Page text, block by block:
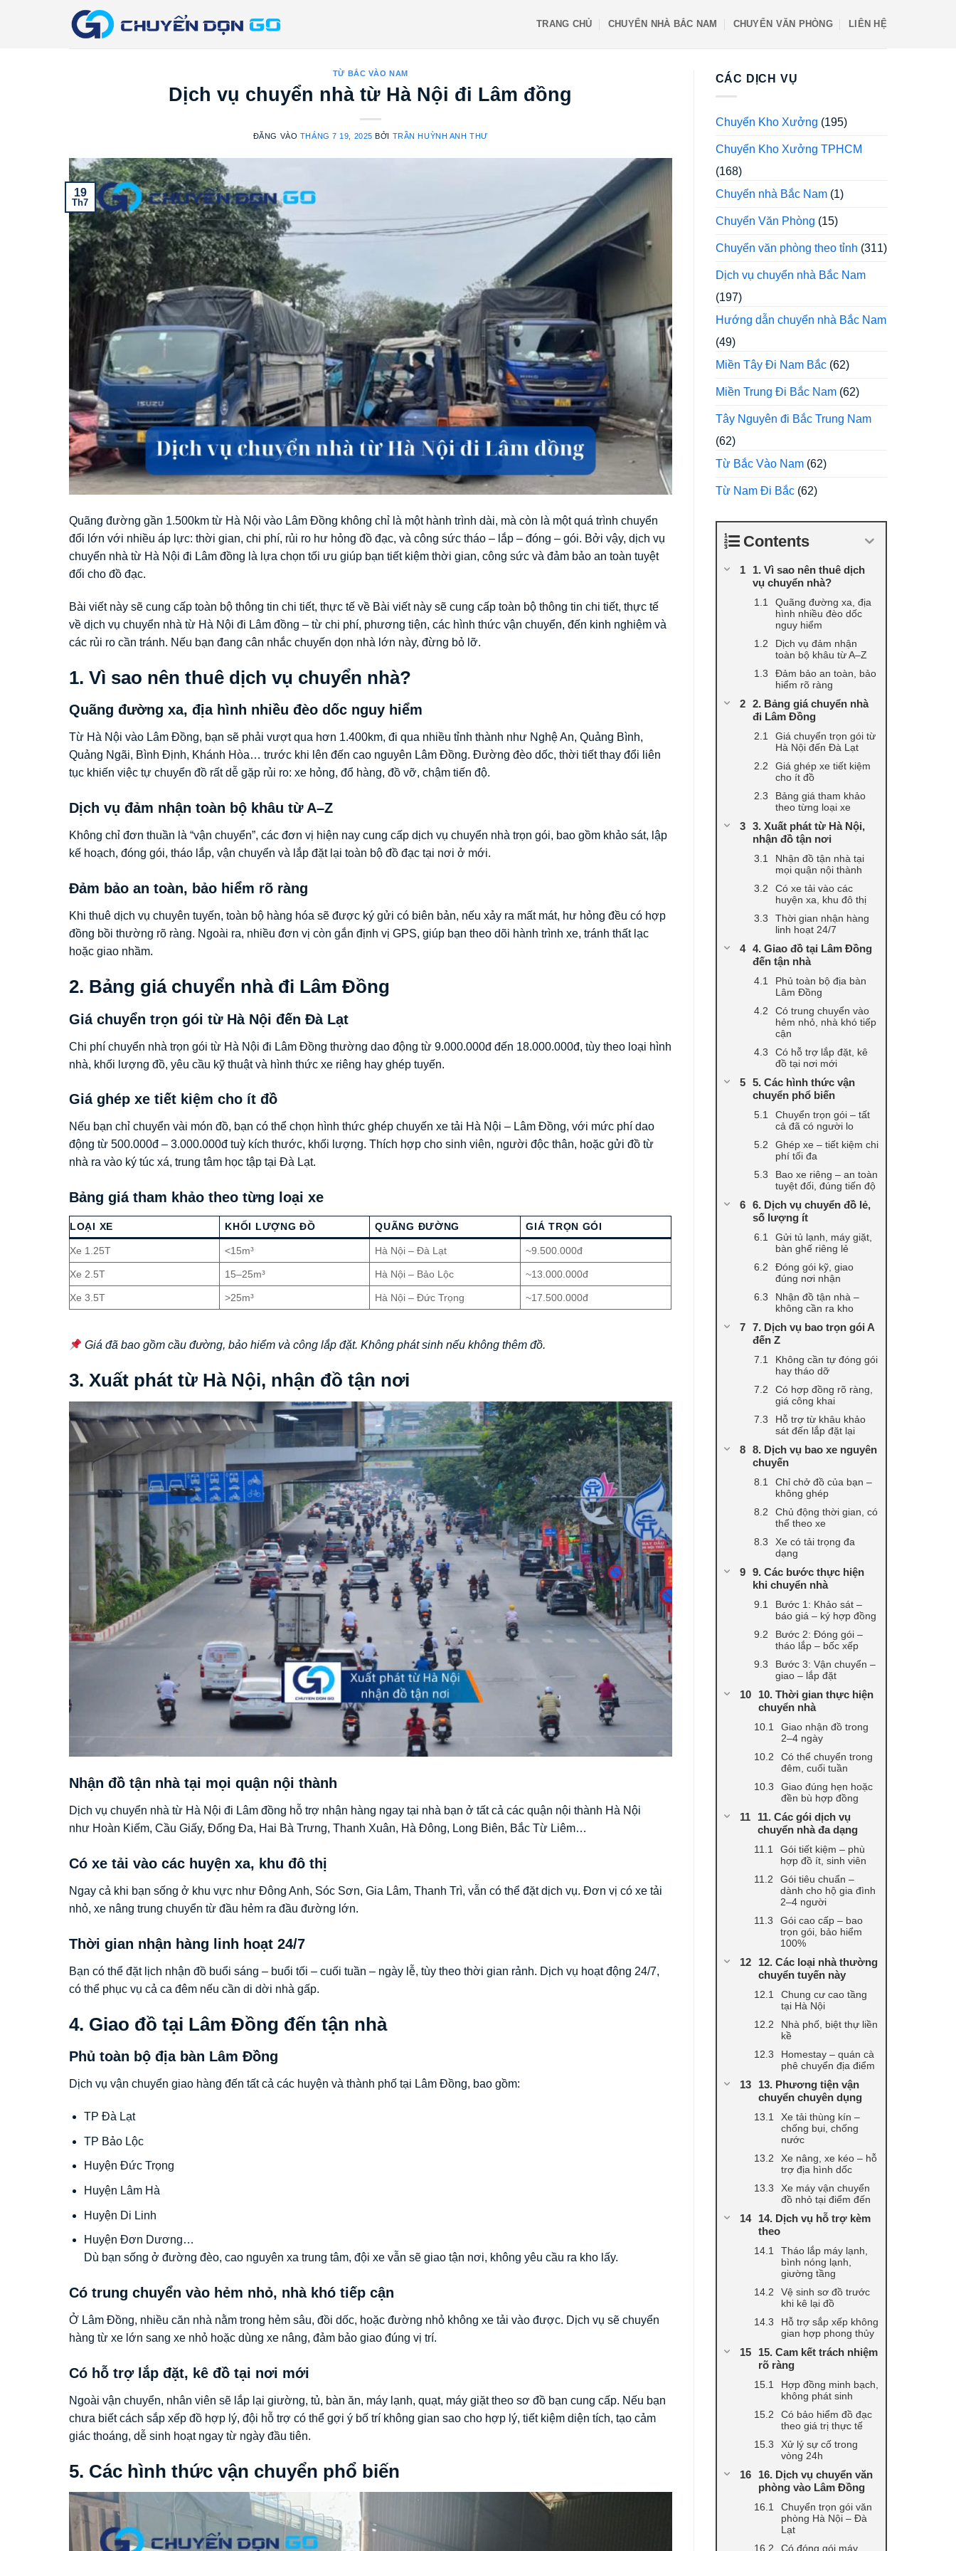
TRANG CHỦ CHUYỂN NHÀ BẮC NAM CHUYỂN VĂN PHÒNG LIÊN HỆ
TỪ BẮC VÀO NAM
Dịch vụ chuyển nhà từ Hà Nội đi Lâm đồng
ĐĂNG VÀO THÁNG 7 19, 2025 BỞI TRẦN HUỲNH ANH THƯ
19
Th7
Quãng đường gần 1.500km từ Hà Nội vào Lâm Đồng không chỉ là một hành trình dài, mà còn là một quá trình chuyển
đổi lớn với nhiều áp lực: thời gian, chi phí, rủi ro hư hỏng đồ đạc, và công sức tháo – lắp – đóng – gói. Bởi vậy, dịch vụ
chuyển nhà từ Hà Nội đi Lâm đồng là lựa chọn tối ưu giúp bạn tiết kiệm thời gian, công sức và đảm bảo an toàn tuyệt
đối cho đồ đạc.
Bài viết này sẽ cung cấp toàn bộ thông tin chi tiết, thực tế về Bài viết này sẽ cung cấp toàn bộ thông tin chi tiết, thực tế
về dịch vụ chuyển nhà từ Hà Nội đi Lâm đồng – từ chi phí, phương tiện, các hình thức vận chuyển, đến kinh nghiệm và
các rủi ro cần tránh. Nếu bạn đang cân nhắc chuyến dọn nhà lớn này, đừng bỏ lỡ.
1. Vì sao nên thuê dịch vụ chuyển nhà?
Quãng đường xa, địa hình nhiều đèo dốc nguy hiểm
Từ Hà Nội vào Lâm Đồng, bạn sẽ phải vượt qua hơn 1.400km, đi qua nhiều tỉnh thành như Nghệ An, Quảng Bình,
Quảng Ngãi, Bình Định, Khánh Hòa… trước khi lên đến cao nguyên Lâm Đồng. Đường đèo dốc, thời tiết thay đổi liên
tục khiến việc tự chuyển đồ rất dễ gặp rủi ro: xe hỏng, đổ hàng, đồ vỡ, chậm tiến độ.
Dịch vụ đảm nhận toàn bộ khâu từ A–Z
Không chỉ đơn thuần là “vận chuyển”, các đơn vị hiện nay cung cấp dịch vụ chuyển nhà trọn gói, bao gồm khảo sát, lập
kế hoạch, đóng gói, tháo lắp, vận chuyển và lắp đặt lại toàn bộ đồ đạc tại nơi ở mới.
Đảm bảo an toàn, bảo hiểm rõ ràng
Khi thuê dịch vụ chuyên tuyến, toàn bộ hàng hóa sẽ được ký gửi có biên bản, nếu xảy ra mất mát, hư hỏng đều có hợp
đồng bồi thường rõ ràng. Ngoài ra, nhiều đơn vị còn gắn định vị GPS, giúp bạn theo dõi hành trình xe, tránh thất lạc
hoặc giao nhầm.
2. Bảng giá chuyển nhà đi Lâm Đồng
Giá chuyển trọn gói từ Hà Nội đến Đà Lạt
Chi phí chuyển nhà trọn gói từ Hà Nội đi Lâm Đồng thường dao động từ 9.000.000đ đến 18.000.000đ, tùy theo loại hình
nhà, khối lượng đồ, yêu cầu kỹ thuật và hình thức xe riêng hay ghép tuyến.
Giá ghép xe tiết kiệm cho ít đồ
Nếu bạn chỉ chuyển vài món đồ, bạn có thể chọn hình thức ghép chuyến xe tải Hà Nội – Lâm Đồng, với mức phí dao
động từ 500.000đ – 3.000.000đ tuỳ kích thước, khối lượng. Thích hợp cho sinh viên, người độc thân, hoặc gửi đồ từ
nhà ra vào ký túc xá, trung tâm học tập tại Đà Lạt.
Bảng giá tham khảo theo từng loại xe
LOẠI XE KHỐI LƯỢNG ĐỒ QUÃNG ĐƯỜNG GIÁ TRỌN GÓI
Xe 1.25T <15m³ Hà Nội – Đà Lạt ~9.500.000đ
Xe 2.5T 15–25m³ Hà Nội – Bảo Lộc ~13.000.000đ
Xe 3.5T >25m³ Hà Nội – Đức Trọng ~17.500.000đ
Giá đã bao gồm cầu đường, bảo hiểm và công lắp đặt. Không phát sinh nếu không thêm đồ.
3. Xuất phát từ Hà Nội, nhận đồ tận nơi
Nhận đồ tận nhà tại mọi quận nội thành
Dịch vụ chuyển nhà từ Hà Nội đi Lâm đồng hỗ trợ nhận hàng ngay tại nhà bạn ở tất cả các quận nội thành Hà Nội
như Hoàn Kiếm, Cầu Giấy, Đống Đa, Hai Bà Trưng, Thanh Xuân, Hà Đông, Long Biên, Bắc Từ Liêm…
Có xe tải vào các huyện xa, khu đô thị
Ngay cả khi bạn sống ở khu vực như Đông Anh, Sóc Sơn, Gia Lâm, Thanh Trì, vẫn có thể đặt dịch vụ. Đơn vị có xe tải
nhỏ, xe nâng trung chuyển từ đầu hẻm ra đầu đường lớn.
Thời gian nhận hàng linh hoạt 24/7
Bạn có thể đặt lịch nhận đồ buổi sáng – buổi tối – cuối tuần – ngày lễ, tùy theo thời gian rảnh. Dịch vụ hoạt động 24/7,
có thể phục vụ cả ca đêm nếu cần di dời nhà gấp.
4. Giao đồ tại Lâm Đồng đến tận nhà
Phủ toàn bộ địa bàn Lâm Đồng
Dịch vụ vận chuyển giao hàng đến tất cả các huyện và thành phố tại Lâm Đồng, bao gồm:
TP Đà Lạt
TP Bảo Lộc
Huyện Đức Trọng
Huyện Lâm Hà
Huyện Di Linh
Huyện Đơn Dương…
Dù bạn sống ở đường đèo, cao nguyên xa trung tâm, đội xe vẫn sẽ giao tận nơi, không yêu cầu ra kho lấy.
Có trung chuyển vào hẻm nhỏ, nhà khó tiếp cận
Ở Lâm Đồng, nhiều căn nhà nằm trong hẻm sâu, đồi dốc, hoặc đường nhỏ không xe tải vào được. Dịch vụ sẽ chuyển
hàng từ xe lớn sang xe nhỏ hoặc dùng xe nâng, đảm bảo giao đúng vị trí.
Có hỗ trợ lắp đặt, kê đồ tại nơi mới
Ngoài vận chuyển, nhân viên sẽ lắp lại giường, tủ, bàn ăn, máy lạnh, quạt, máy giặt theo sơ đồ bạn cung cấp. Nếu bạn
chưa biết cách sắp xếp đồ hợp lý, đội hỗ trợ có thể gợi ý bố trí không gian sao cho hợp lý, tiết kiệm diện tích, tạo cảm
giác thoáng, dễ sinh hoạt ngay từ ngày đầu tiên.
5. Các hình thức vận chuyển phổ biến
CÁC DỊCH VỤ
Chuyển Kho Xưởng (195)
Chuyển Kho Xưởng TPHCM
(168)
Chuyển nhà Bắc Nam(1)
Chuyển Văn Phòng (15)
Chuyển văn phòng theo tỉnh (311)
Dịch vụ chuyển nhà Bắc Nam
(197)
Hướng dẫn chuyển nhà Bắc Nam
(49)
Miền Tây Đi Nam Bắc(62)
Miền Trung Đi Bắc Nam(62)
Tây Nguyên đi Bắc Trung Nam
(62)
Từ Bắc Vào Nam(62)
Từ Nam Đi Bắc(62)
Contents
1. Vì sao nên thuê dịch
vụ chuyển nhà?
Quãng đường xa, địa
hình nhiều đèo dốc
nguy hiểm
Dịch vụ đảm nhận
toàn bộ khâu từ A–Z
Đảm bảo an toàn, bảo
hiểm rõ ràng
2. Bảng giá chuyển nhà
đi Lâm Đồng
Giá chuyển trọn gói từ
Hà Nội đến Đà Lạt
Giá ghép xe tiết kiệm
cho ít đồ
Bảng giá tham khảo
theo từng loại xe
3. Xuất phát từ Hà Nội,
nhận đồ tận nơi
Nhận đồ tận nhà tại
mọi quận nội thành
Có xe tải vào các
huyện xa, khu đô thị
Thời gian nhận hàng
linh hoạt 24/7
4. Giao đồ tại Lâm Đồng
đến tận nhà
Phủ toàn bộ địa bàn
Lâm Đồng
Có trung chuyển vào
hẻm nhỏ, nhà khó tiếp
cận
Có hỗ trợ lắp đặt, kê
đồ tại nơi mới
5. Các hình thức vận
chuyển phổ biến
Chuyển trọn gói – tất
cả đã có người lo
Ghép xe – tiết kiệm chi
phí tối đa
Bao xe riêng – an toàn
tuyệt đối, đúng tiến độ
6. Dịch vụ chuyển đồ lẻ,
số lượng ít
Gửi tủ lạnh, máy giặt,
bàn ghế riêng lẻ
Đóng gói kỹ, giao
đúng nơi nhận
Nhận đồ tận nhà –
không cần ra kho
7. Dịch vụ bao trọn gói A
đến Z
Không cần tự đóng gói
hay tháo dỡ
Có hợp đồng rõ ràng,
giá công khai
Hỗ trợ từ khâu khảo
sát đến lắp đặt lại
8. Dịch vụ bao xe nguyên
chuyến
Chỉ chở đồ của bạn –
không ghép
Chủ động thời gian, có
thể theo xe
Xe có tải trọng đa
dạng
9. Các bước thực hiện
khi chuyển nhà
Bước 1: Khảo sát –
báo giá – ký hợp đồng
Bước 2: Đóng gói –
tháo lắp – bốc xếp
Bước 3: Vận chuyển –
giao – lắp đặt
10. Thời gian thực hiện
chuyển nhà
Giao nhận đồ trong
2–4 ngày
Có thể chuyển trong
đêm, cuối tuần
Giao đúng hẹn hoặc
đền bù hợp đồng
11. Các gói dịch vụ
chuyển nhà đa dạng
Gói tiết kiệm – phù
hợp đồ ít, sinh viên
Gói tiêu chuẩn –
dành cho hộ gia đình
2–4 người
Gói cao cấp – bao
trọn gói, bảo hiểm
100%
12. Các loại nhà thường
chuyển tuyến này
Chung cư cao tầng
tại Hà Nội
Nhà phố, biệt thự liền
kề
Homestay – quán cà
phê chuyển địa điểm
13. Phương tiện vận
chuyển chuyên dụng
Xe tải thùng kín –
chống bụi, chống
nước
Xe nâng, xe kéo – hỗ
trợ địa hình dốc
Xe máy vận chuyển
đồ nhỏ tại điểm đến
14. Dịch vụ hỗ trợ kèm
theo
Tháo lắp máy lạnh,
bình nóng lạnh,
giường tầng
Vệ sinh sơ đồ trước
khi kê lại đồ
Hỗ trợ sắp xếp không
gian hợp phong thủy
15. Cam kết trách nhiệm
rõ ràng
Hợp đồng minh bạch,
không phát sinh
Có bảo hiểm đồ đạc
theo giá trị thực tế
Xử lý sự cố trong
vòng 24h
16. Dịch vụ chuyển văn
phòng vào Lâm Đồng
Chuyển trọn gói văn
phòng Hà Nội – Đà
Lạt
Có đóng gói máy